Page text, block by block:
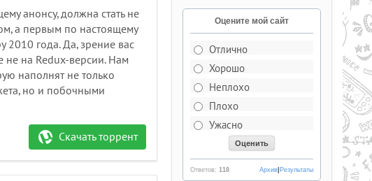
анонсу, должна стать не
а первым по настоящему
года. Да, зрение вас
не на Redux-версии. Нам
наполнят не только
но и побочными
Скачать торрент
Рейтинг
5.0/из 5
МОДЕЛЬКИ CS СО
ВЗРЫВАЮЩИМИСЯ ГОЛОВАМИ .
Оцените мой сайт
Отлично
Хорошо
Неплохо
Плохо
Ужасно
Ответов:118 Результаты
|
Архив